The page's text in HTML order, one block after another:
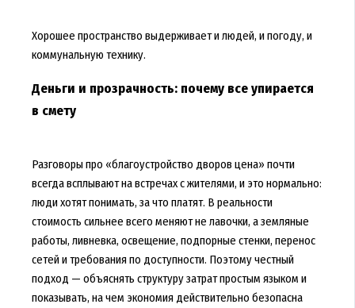
Хорошее пространство выдерживает и людей, и погоду, и
коммунальную технику.
Деньги и прозрачность: почему все упирается
в смету
Разговоры про «благоустройство дворов цена» почти
всегда всплывают на встречах с жителями, и это нормально:
люди хотят понимать, за что платят. В реальности
стоимость сильнее всего меняют не лавочки, а земляные
работы, ливневка, освещение, подпорные стенки, перенос
сетей и требования по доступности. Поэтому честный
подход — объяснять структуру затрат простым языком и
показывать, на чем экономия действительно безопасна